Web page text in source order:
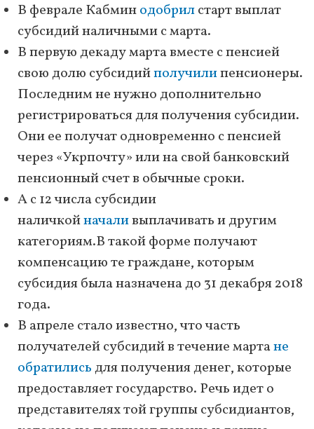
В феврале Кабминодобрилстарт выплат
субсидий наличными с марта.
В первую декаду марта вместе с пенсией
свою долю субсидийполучилипенсионеры.
Последним не нужно дополнительно
регистрироваться для получения субсидии.
Они ее получат одновременно с пенсией
через «Укрпочту» или на свой банковский
пенсионный счет в обычные сроки.
А с 12 числа субсидии
наличкойначаливыплачивать и другим
категориям.В такой форме получают
компенсацию те граждане, которым
субсидия была назначена до 31 декабря 2018
года.
В апреле стало известно, что часть
получателей субсидий в течение мартане
обратилисьдля получения денег, которые
предоставляет государство. Речь идет о
представителях той группы субсидиантов,